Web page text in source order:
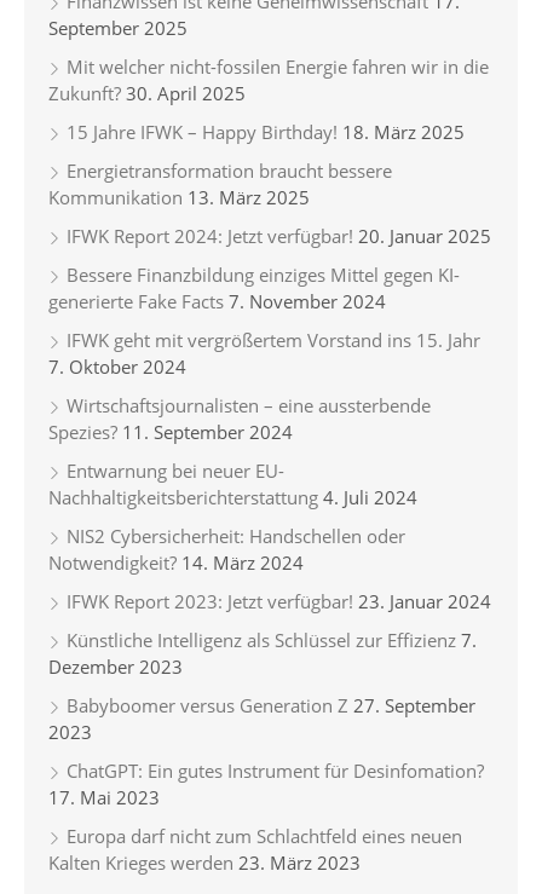
September 2025
Mit welcher nicht-fossilen Energie fahren wir in die
Zukunft? 30. April 2025
15 Jahre IFWK – Happy Birthday! 18. März 2025
Energietransformation braucht bessere
Kommunikation 13. März 2025
IFWK Report 2024: Jetzt verfügbar! 20. Januar 2025
Bessere Finanzbildung einziges Mittel gegen KI-
generierte Fake Facts 7. November 2024
IFWK geht mit vergrößertem Vorstand ins 15. Jahr
7. Oktober 2024
Wirtschaftsjournalisten – eine aussterbende
Spezies? 11. September 2024
Entwarnung bei neuer EU-
Nachhaltigkeitsberichterstattung 4. Juli 2024
NIS2 Cybersicherheit: Handschellen oder
Notwendigkeit? 14. März 2024
IFWK Report 2023: Jetzt verfügbar! 23. Januar 2024
Künstliche Intelligenz als Schlüssel zur Effizienz 7.
Dezember 2023
Babyboomer versus Generation Z 27. September
2023
ChatGPT: Ein gutes Instrument für Desinfomation?
17. Mai 2023
Europa darf nicht zum Schlachtfeld eines neuen
Kalten Krieges werden 23. März 2023